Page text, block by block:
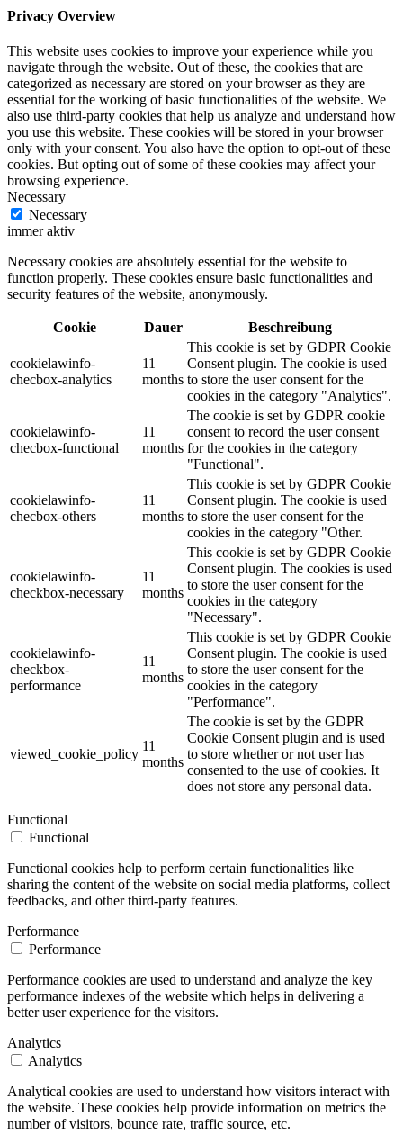
Privacy Overview
This website uses cookies to improve your experience while you
navigate through the website. Out of these, the cookies that are
categorized as necessary are stored on your browser as they are
essential for the working of basic functionalities of the website. We
also use third-party cookies that help us analyze and understand how
you use this website. These cookies will be stored in your browser
only with your consent. You also have the option to opt-out of these
cookies. But opting out of some of these cookies may affect your
browsing experience.
Necessary
Necessary
immer aktiv
Necessary cookies are absolutely essential for the website to
function properly. These cookies ensure basic functionalities and
security features of the website, anonymously.
Cookie Dauer Beschreibung
cookielawinfo-
checbox-analytics
11
months
This cookie is set by GDPR Cookie
Consent plugin. The cookie is used
to store the user consent for the
cookies in the category "Analytics".
cookielawinfo-
checbox-functional
11
months
The cookie is set by GDPR cookie
consent to record the user consent
for the cookies in the category
"Functional".
cookielawinfo-
checbox-others
11
months
This cookie is set by GDPR Cookie
Consent plugin. The cookie is used
to store the user consent for the
cookies in the category "Other.
cookielawinfo-
checkbox-necessary
11
months
This cookie is set by GDPR Cookie
Consent plugin. The cookies is used
to store the user consent for the
cookies in the category
"Necessary".
cookielawinfo-
checkbox-
performance
11
months
This cookie is set by GDPR Cookie
Consent plugin. The cookie is used
to store the user consent for the
cookies in the category
"Performance".
viewed_cookie_policy
11
months
The cookie is set by the GDPR
Cookie Consent plugin and is used
to store whether or not user has
consented to the use of cookies. It
does not store any personal data.
Functional
Functional
Functional cookies help to perform certain functionalities like
sharing the content of the website on social media platforms, collect
feedbacks, and other third-party features.
Performance
Performance
Performance cookies are used to understand and analyze the key
performance indexes of the website which helps in delivering a
better user experience for the visitors.
Analytics
Analytics
Analytical cookies are used to understand how visitors interact with
the website. These cookies help provide information on metrics the
number of visitors, bounce rate, traffic source, etc.